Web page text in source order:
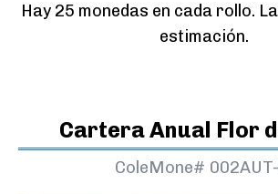
Hay 25 monedas en cada rollo.
estimación.
Cartera Anual Flor
ColeMone#